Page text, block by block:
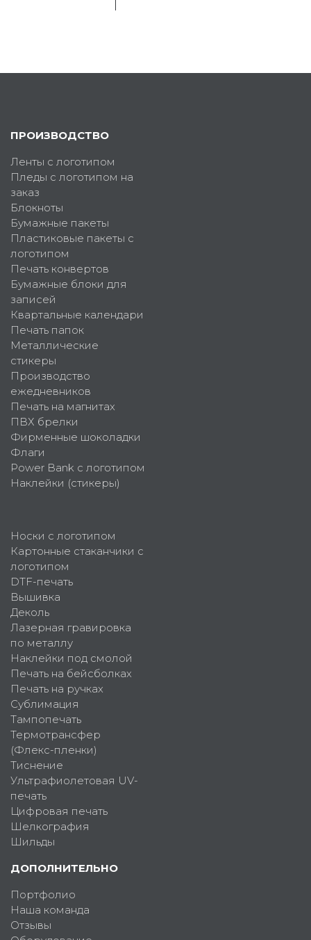
ПРОИЗВОДСТВО
Ленты с логотипом
Пледы с логотипом на
заказ
Блокноты
Бумажные пакеты
Пластиковые пакеты с
логотипом
Печать конвертов
Бумажные блоки для
записей
Квартальные календари
Печать папок
Металлические
стикеры
Производство
ежедневников
Печать на магнитах
ПВХ брелки
Фирменные шоколадки
Флаги
Power Bank с логотипом
Наклейки (стикеры)
Носки с логотипом
Картонные стаканчики с
логотипом
DTF-печать
Вышивка
Деколь
Лазерная гравировка
по металлу
Наклейки под смолой
Печать на бейсболках
Печать на ручках
Сублимация
Тампопечать
Термотрансфер
(Флекс-пленки)
Тиснение
Ультрафиолетовая UV-
печать
Цифровая печать
Шелкография
Шильды
ДОПОЛНИТЕЛЬНО
Портфолио
Наша команда
Отзывы